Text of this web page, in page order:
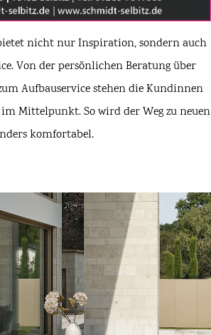
nicht nur Inspiration, sondern auch
Von der persönlichen Beratung über
Aufbauservice stehen die Kundinnen
Mittelpunkt. So wird der Weg zu neuen
komfortabel.